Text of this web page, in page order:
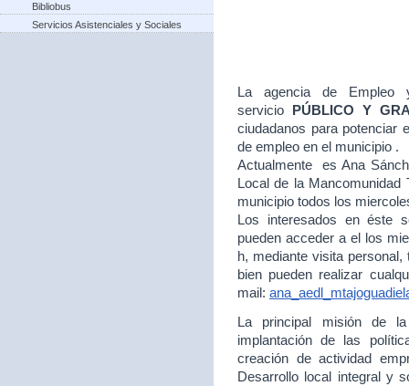
Bibliobus
Servicios Asistenciales y Sociales
La agencia de Empleo
servicio
PÚBLICO Y
ciudadanos para potenciar
de empleo en el municipio .
Actualmente es Ana
Local de la Mancomunidad
municipio todos los
Los interesados en éste
pueden acceder a el los
h, mediante visita
bien pueden realizar
mail:
La principal misión de
implantación de las
creación de actividad
Desarrollo local integral y